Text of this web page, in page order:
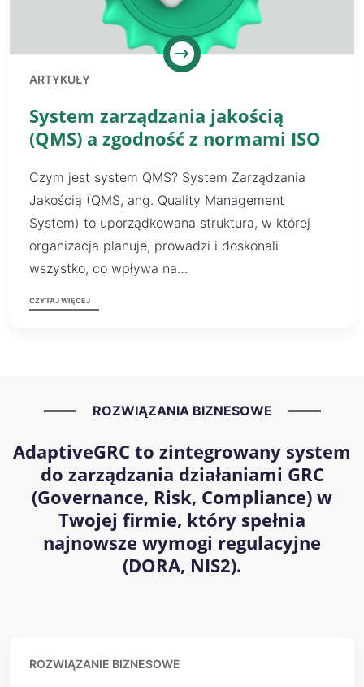
ARTYKUŁY
System zarządzania jakością
(QMS) a zgodność z normami ISO
Czym jest system QMS? System Zarządzania
Jakością (QMS, ang. Quality Management
System) to uporządkowana struktura, w której
organizacja planuje, prowadzi i doskonali
wszystko, co wpływa na…
CZYTAJ WIĘCEJ
ROZWIĄZANIA BIZNESOWE
AdaptiveGRC to zintegrowany system
do zarządzania działaniami GRC
(Governance, Risk, Compliance) w
Twojej firmie, który spełnia
najnowsze wymogi regulacyjne
(DORA, NIS2).
ROZWIĄZANIE BIZNESOWE